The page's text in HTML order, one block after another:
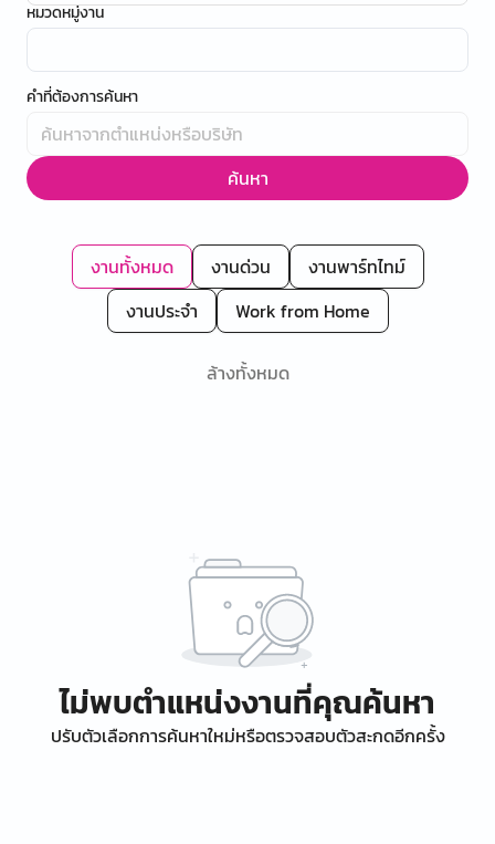
หมวดหมู่งาน
คำที่ต้องการค้นหา
ค้นหา
งานทั้งหมด งานด่วน
งานพาร์ทไทม์
งานประจำ
Work from Home
ล้างทั้งหมด
ไม่พบตำแหน่งงานที่คุณค้นหา
ปรับตัวเลือกการค้นหาใหม่หรือตรวจสอบตัวสะกดอีกครั้ง